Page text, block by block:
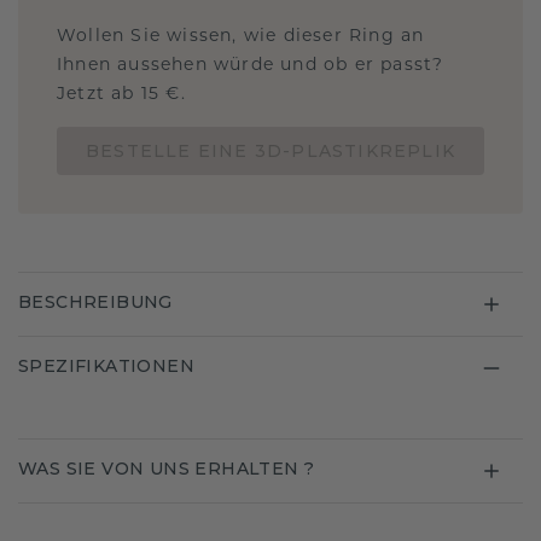
Wollen Sie wissen, wie dieser Ring an
Ihnen aussehen würde und ob er passt?
Jetzt ab 15 €.
BESCHREIBUNG
SPEZIFIKATIONEN
WAS SIE VON UNS ERHALTEN ?